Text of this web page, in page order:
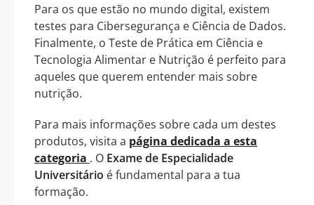
Para os que estão no mundo digital, existem
testes para Cibersegurança e Ciência de Dados.
Finalmente, o Teste de Prática em Ciência e
Tecnologia Alimentar e Nutrição é perfeito para
aqueles que querem entender mais sobre
nutrição.
Para mais informações sobre cada um destes
produtos, visita a página dedicada a esta
categoria . O Exame de Especialidade
Universitário é fundamental para a tua
formação.